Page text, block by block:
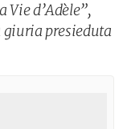
Vie d’Adèle”,
giuria presieduta